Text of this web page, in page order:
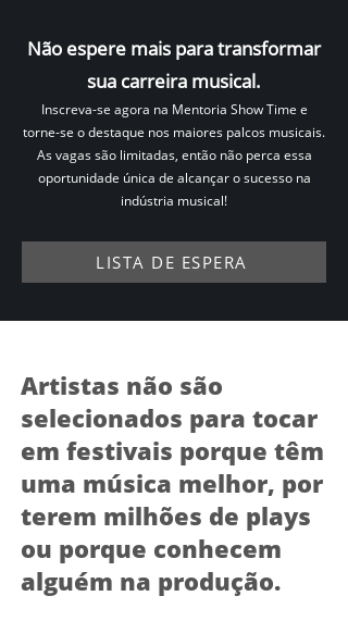
Não espere mais para transformar
sua carreira musical.
Inscreva-se agora na Mentoria Show Time e
torne-se o destaque nos maiores palcos musicais.
As vagas são limitadas, então não perca essa
oportunidade única de alcançar o sucesso na
indústria musical!
LISTA DE ESPERA
Artistas não são
selecionados para tocar
em festivais porque têm
uma música melhor, por
terem milhões de plays
ou porque conhecem
alguém na produção.